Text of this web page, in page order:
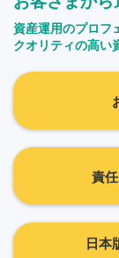
資産運用のプロフ
クオリティの高い
責
日本